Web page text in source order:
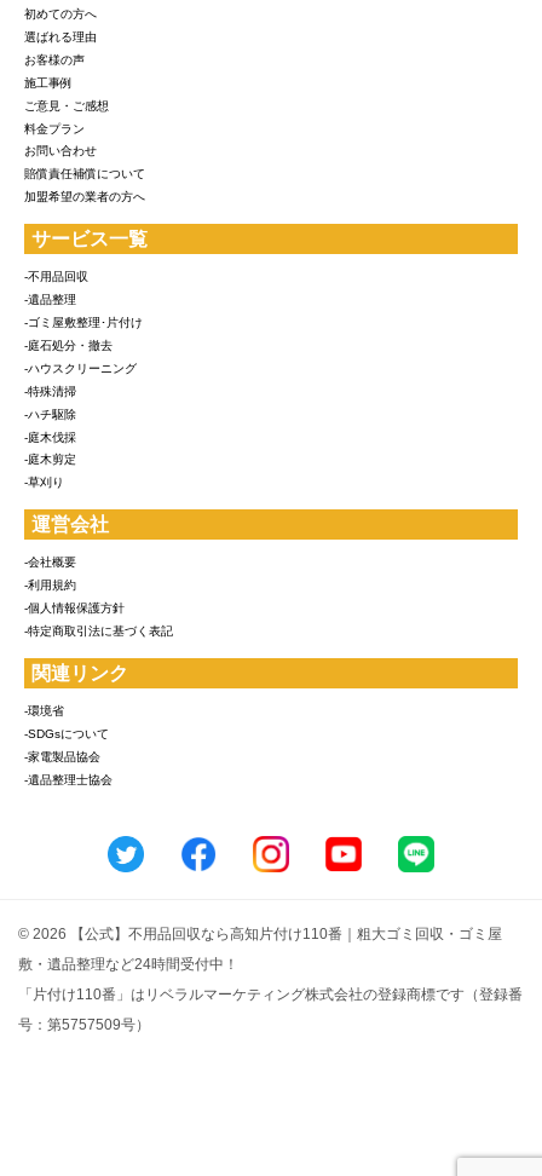
初めての方へ
選ばれる理由
お客様の声
施工事例
ご意見・ご感想
料金プラン
お問い合わせ
賠償責任補償について
加盟希望の業者の方へ
サービス一覧
-不用品回収
-遺品整理
-ゴミ屋敷整理･片付け
-庭石処分・撤去
-ハウスクリーニング
-特殊清掃
-ハチ駆除
-庭木伐採
-庭木剪定
-草刈り
運営会社
-会社概要
-利用規約
-個人情報保護方針
-特定商取引法に基づく表記
関連リンク
-環境省
-SDGsについて
-家電製品協会
-遺品整理士協会
© 2026 【公式】不用品回収なら高知片付け110番｜粗大ゴミ回収・ゴミ屋
敷・遺品整理など24時間受付中！
「片付け110番」はリベラルマーケティング株式会社の登録商標です（登録番
号：第5757509号）